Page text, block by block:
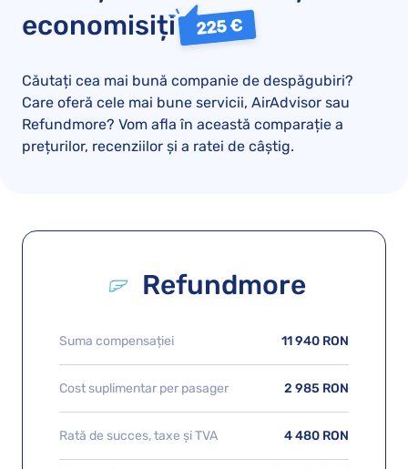
economisiți
225 €
Căutați cea mai bună companie de despăgubiri?
Care oferă cele mai bune servicii, AirAdvisor sau
Refundmore? Vom afla în această comparație a
prețurilor, recenziilor și a ratei de câștig.
Refundmore
Suma compensației 11 940 RON
Cost suplimentar per pasager 2 985 RON
Rată de succes, taxe și TVA 4 480 RON